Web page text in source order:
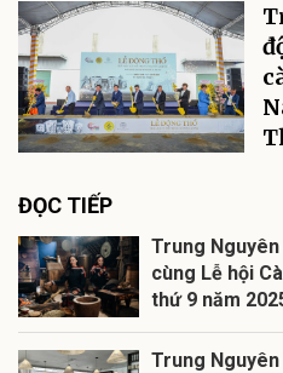
ĐỌC TIẾP
Trung
cùng Lễ hội
thứ 9 năm
Trung